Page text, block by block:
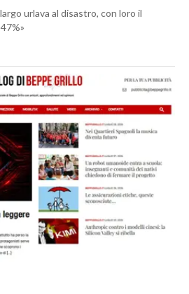
urlava al disastro, con loro il